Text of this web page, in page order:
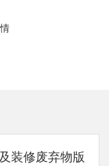
装修废弃物版